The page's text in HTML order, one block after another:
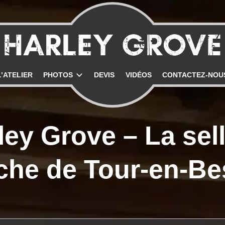
PHOTOS DEVIS VIDÉOS CONTACTEZ-
Grove – La
de Tour-en-